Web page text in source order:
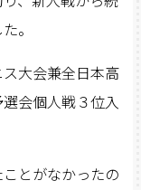
。
大会兼全日本高
会個人戦３位入
とがなかったの